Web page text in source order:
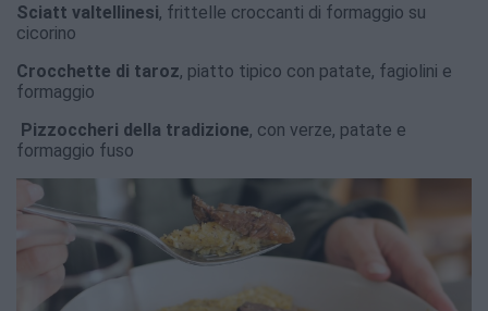
Sciatt valtellinesi, frittelle croccanti di formaggio su
cicorino
Crocchette di taroz, piatto tipico con patate, fagiolini e
formaggio
Pizzoccheri della tradizione, con verze, patate e
formaggio fuso